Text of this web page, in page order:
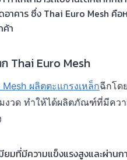
าคาร ซึ่ง Thai Euro Mesh คื
า
Thai Euro Mesh
ผลิตตะแกรงเหล็กฉีกโด
งวด ทำให้ได้ผลิตภัณฑ์ที่มีคว
ยมที่มีความแข็งแรงสูงและผ่าน